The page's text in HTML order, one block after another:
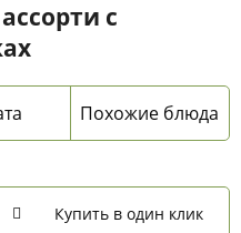
с
Похожие блюда
Купить в один клик